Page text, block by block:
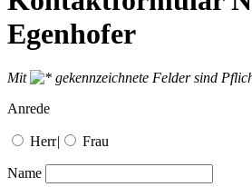
Egenhofer
Mit
gekennzeichnete Felder sind
Anrede
Herr| Frau
Name